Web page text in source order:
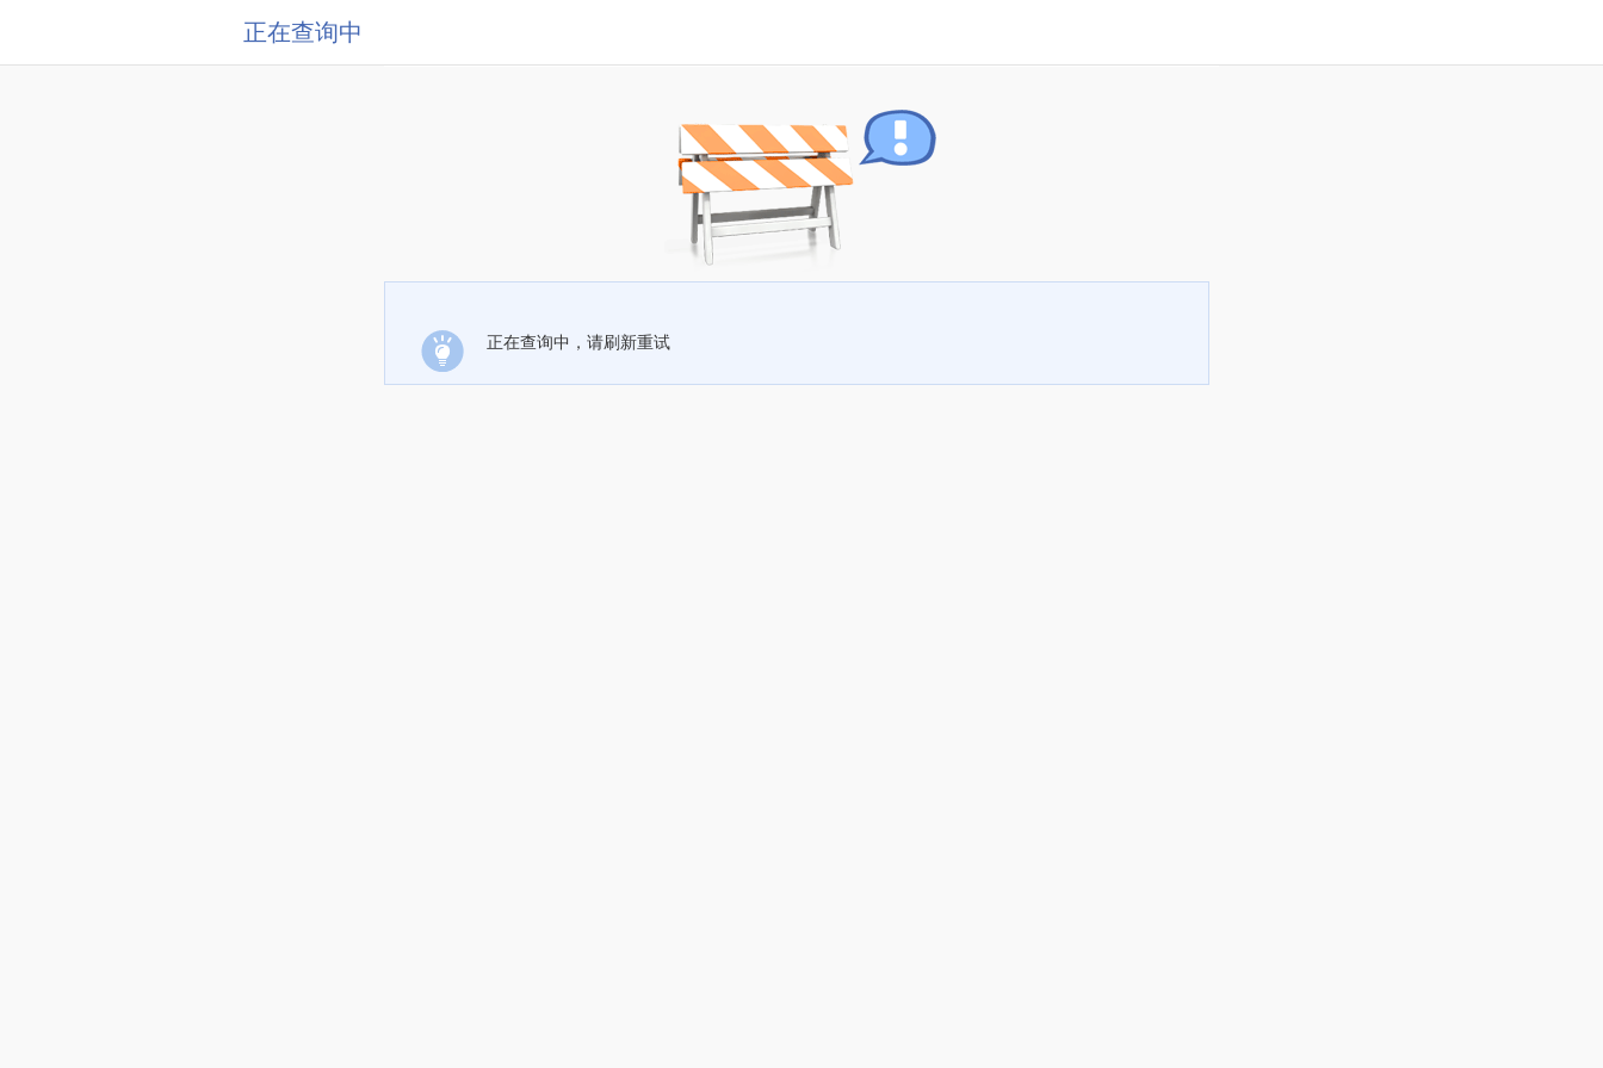
正在查询中
正在查询中，请刷新重试